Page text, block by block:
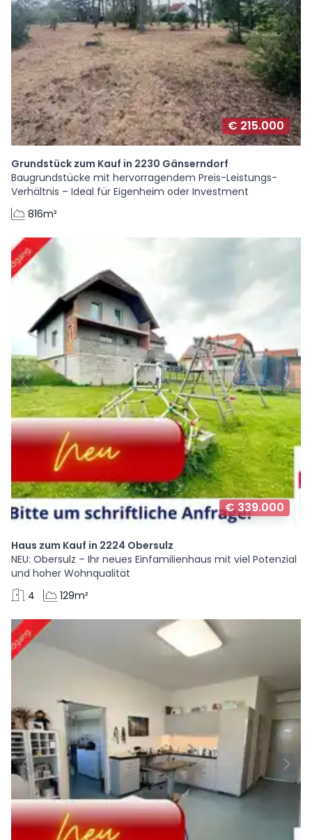
€ 215.000
Grundstück zum Kauf in 2230 Gänserndorf
Baugrundstücke mit hervorragendem Preis-Leistungs-
Verhältnis – Ideal für Eigenheim oder Investment
816m²
€ 339.000
Haus zum Kauf in 2224 Obersulz
NEU: Obersulz – Ihr neues Einfamilienhaus mit viel Potenzial
und hoher Wohnqualität
4
129m²